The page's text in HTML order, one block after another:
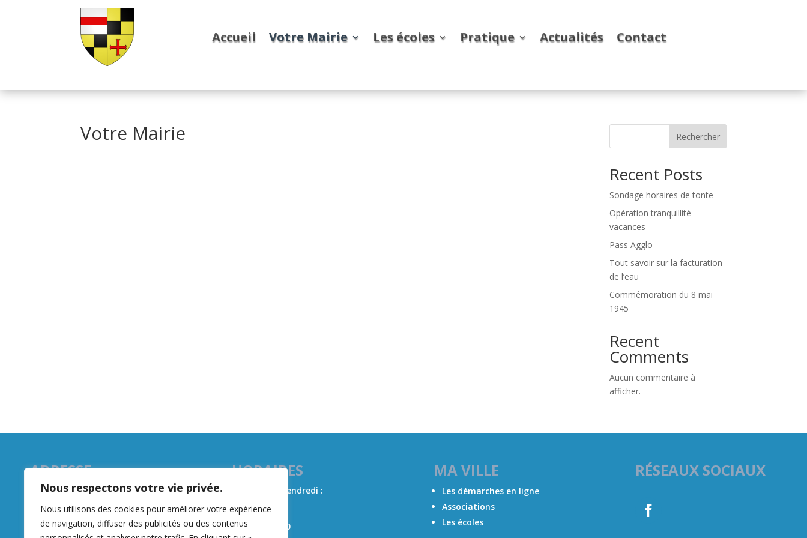
Nous respectons votre vie privée.
Nous utilisons des cookies pour améliorer votre expérience
de navigation, diffuser des publicités ou des contenus
Accueil Votre Mairie Les écoles Pratique Actualités Contact
Votre Mairie Rechercher
Recent Posts
Sondage horaires de tonte
Opération tranquillité
vacances
Pass Agglo
Tout savoir sur la facturation
de l’eau
Commémoration du 8 mai
1945
Recent
Comments
Aucun commentaire à
afficher.
ADRESSE
88 Bis route nationale
62113 Sailly-Labourse
 03 21 65 62 28
HORAIRES
Du lundi au vendredi :
8h30 – 12h00
14h00 – 17h00
MA VILLE
Les démarches en ligne
Associations
Les écoles
RÉSEAUX SOCIAUX